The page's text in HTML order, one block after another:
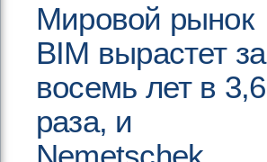
Мировой рынок
BIM вырастет за
восемь лет в 3,6
раза, и